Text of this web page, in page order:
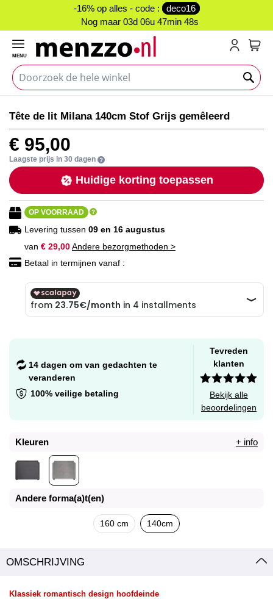
-16% op alles - code :
deco16
Nog maar 03d 06u 47min 47s
MENU
naar
het
einde
van
de
afbeeldingen-
gallerij
naar
het
begin
van
de
afbeeldingen-
gallerij
Tête de lit Milana 140cm Stof Grijs gemêleerd
€ 95,00
Laagste prijs in 30 dagen
Huidige korting toepassen
OP VOORRAAD
Levering tussen 09 en 16 augustus
van € 29,00Andere bezorgmethoden >
Betaal in termijnen vanaf :
14 dagen om van gedachten te
veranderen
100% veilige betaling
Tevreden
klanten
Bekijk alle
beoordelingen
Kleuren + info
Andere forma(a)t(en)
160 cm 140cm
OMSCHRIJVING
Klassiek romantisch design hoofdeinde